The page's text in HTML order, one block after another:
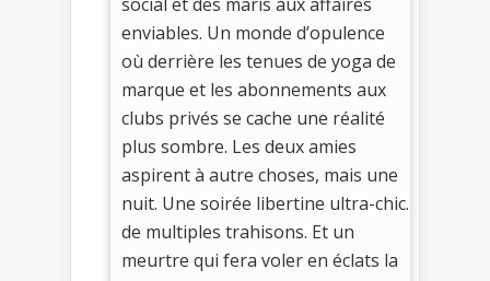
social et des maris aux affaires
enviables. Un monde d’opulence
où derrière les tenues de yoga de
marque et les abonnements aux
clubs privés se cache une réalité
plus sombre. Les deux amies
aspirent à autre choses, mais une
nuit. Une soirée libertine ultra-chic.
de multiples trahisons. Et un
meurtre qui fera voler en éclats la